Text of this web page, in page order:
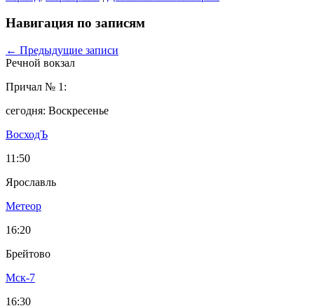
Навигация по записям
← Предыдущие записи
Речной вокзал
Причал № 1:
сегодня: Воскресенье
ВосходЪ
11:50
Ярославль
Метеор
16:20
Брейтово
Мск-7
16:30